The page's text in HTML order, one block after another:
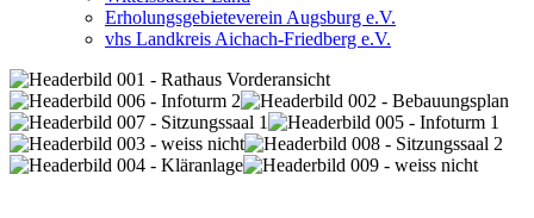
Erholungsgebieteverein Augsburg e.V.
vhs Landkreis Aichach-Friedberg e.V.